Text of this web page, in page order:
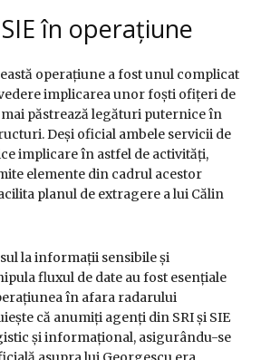
în operațiune
operațiune a fost unul complicat
implicarea unor foști ofițeri de
păstrează legături puternice în
Deși oficial ambele servicii de
implicare în astfel de activități,
elemente din cadrul acestor
planul de extragere a lui Călin
la informații sensibile și
fluxul de date au fost esențiale
în afara radarului
că anumiți agenți din SRI și SIE
și informațional, asigurându-se